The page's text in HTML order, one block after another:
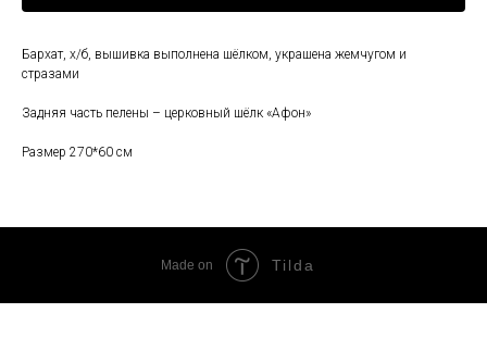
Бархат, х/б, вышивка выполнена шёлком, украшена жемчугом и
стразами
Задняя часть пелены – церковный шёлк «Афон»
Размер 270*60 см
Made on Tilda